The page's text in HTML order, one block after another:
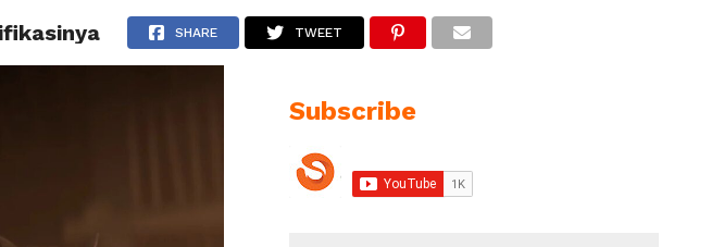
PRESS RELEASE SHARE TWEET
Subscribe